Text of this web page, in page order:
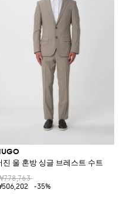
진 울 혼방 싱글 브레스트 수트
-35%